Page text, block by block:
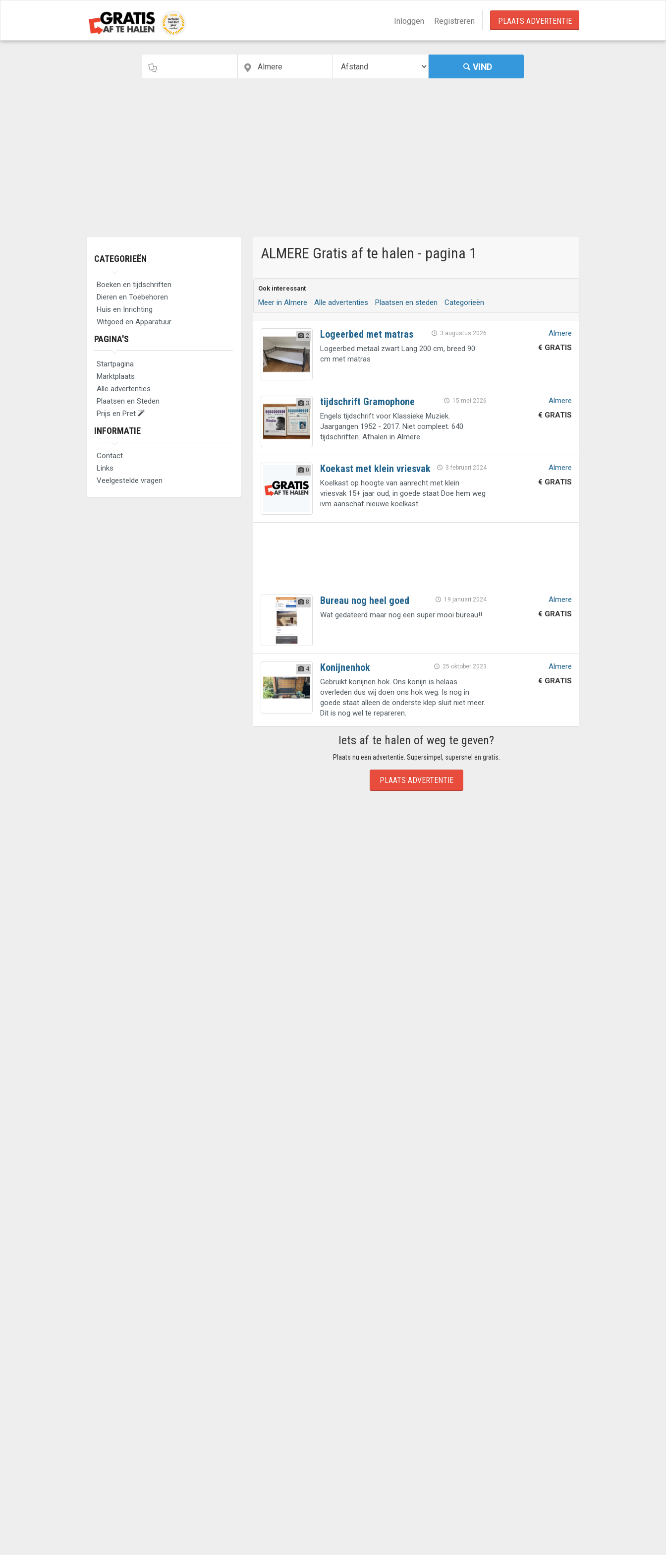
Inloggen Registreren PLAATS ADVERTENTIE
VIND
CATEGORIEËN
Boeken en tijdschriften
Dieren en Toebehoren
Huis en Inrichting
Witgoed en Apparatuur
PAGINA'S
Startpagina
Marktplaats
Alle advertenties
Plaatsen en Steden
Prijs en Pret
INFORMATIE
Contact
Links
Veelgestelde vragen
ALMERE Gratis af te halen - pagina 1
Ook interessant
Meer in Almere Alle advertenties Plaatsen en steden Categorieën
2 3 augustus 2026
Logeerbed met matras
Logeerbed metaal zwart Lang 200 cm, breed 90
cm met matras
Almere
€ GRATIS
3 15 mei 2026
tijdschrift Gramophone
Engels tijdschrift voor Klassieke Muziek.
Jaargangen 1952 - 2017. Niet compleet. 640
tijdschriften. Afhalen in Almere.
Almere
€ GRATIS
0 3 februari 2024
Koekast met klein vriesvak
Koelkast op hoogte van aanrecht met klein
vriesvak 15+ jaar oud, in goede staat Doe hem weg
ivm aanschaf nieuwe koelkast
Almere
€ GRATIS
8 19 januari 2024
Bureau nog heel goed
Wat gedateerd maar nog een super mooi bureau!!
Almere
€ GRATIS
4 25 oktober 2023
Konijnenhok
Gebruikt konijnen hok. Ons konijn is helaas
overleden dus wij doen ons hok weg. Is nog in
goede staat alleen de onderste klep sluit niet meer.
Dit is nog wel te repareren.
Almere
€ GRATIS
Iets af te halen of weg te geven?
Plaats nu een advertentie. Supersimpel, supersnel en gratis.
PLAATS ADVERTENTIE